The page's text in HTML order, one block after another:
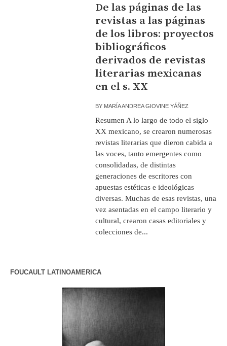
De las páginas de las
revistas a las páginas
de los libros: proyectos
bibliográficos
derivados de revistas
literarias mexicanas
en el s. XX
BY MARÍA ANDREA GIOVINE YÁÑEZ
Resumen A lo largo de todo el siglo
XX mexicano, se crearon numerosas
revistas literarias que dieron cabida a
las voces, tanto emergentes como
consolidadas, de distintas
generaciones de escritores con
apuestas estéticas e ideológicas
diversas. Muchas de esas revistas, una
vez asentadas en el campo literario y
cultural, crearon casas editoriales y
colecciones de...
FOUCAULT LATINOAMERICA